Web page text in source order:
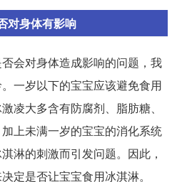
对身体有影响
会对身体造成影响的问题，我
一岁以下的宝宝应该避免食用
凌大多含有防腐剂、脂肪糖、
上未满一岁的宝宝的消化系统
淋的刺激而引发问题。因此，
定是否让宝宝食用冰淇淋。